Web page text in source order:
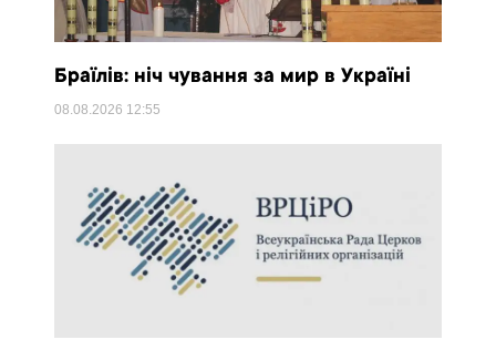
Браїлів: ніч чування за мир в Україні
08.08.2026 12:55